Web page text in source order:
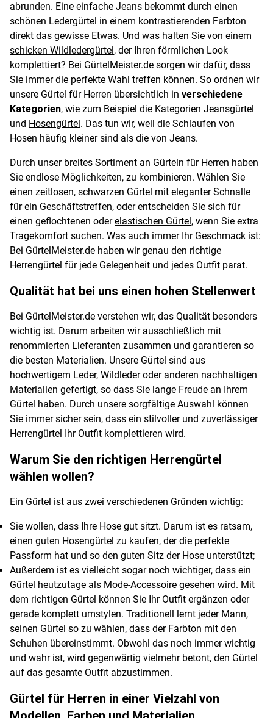
abrunden. Eine einfache Jeans bekommt durch einen
schönen Ledergürtel in einem kontrastierenden Farbton
direkt das gewisse Etwas. Und was halten Sie von einem
schicken Wildledergürtel, der Ihren förmlichen Look
komplettiert? Bei GürtelMeister.de sorgen wir dafür, dass
Sie immer die perfekte Wahl treffen können. So ordnen wir
unsere Gürtel für Herren übersichtlich in verschiedene
Kategorien, wie zum Beispiel die Kategorien Jeansgürtel
und Hosengürtel. Das tun wir, weil die Schlaufen von
Hosen häufig kleiner sind als die von Jeans.
Durch unser breites Sortiment an Gürteln für Herren haben
Sie endlose Möglichkeiten, zu kombinieren. Wählen Sie
einen zeitlosen, schwarzen Gürtel mit eleganter Schnalle
für ein Geschäftstreffen, oder entscheiden Sie sich für
einen geflochtenen oderelastischen Gürtel, wenn Sie extra
Tragekomfort suchen. Was auch immer Ihr Geschmack ist:
Bei GürtelMeister.de haben wir genau den richtige
Herrengürtel für jede Gelegenheit und jedes Outfit parat.
Qualität hat bei uns einen hohen Stellenwert
Bei GürtelMeister.de verstehen wir, das Qualität besonders
wichtig ist. Darum arbeiten wir ausschließlich mit
renommierten Lieferanten zusammen und garantieren so
die besten Materialien. Unsere Gürtel sind aus
hochwertigem Leder, Wildleder oder anderen nachhaltigen
Materialien gefertigt, so dass Sie lange Freude an Ihrem
Gürtel haben. Durch unsere sorgfältige Auswahl können
Sie immer sicher sein, dass ein stilvoller und zuverlässiger
Herrengürtel Ihr Outfit komplettieren wird.
Warum Sie den richtigen Herrengürtel
wählen wollen?
Ein Gürtel ist aus zwei verschiedenen Gründen wichtig:
Sie wollen, dass Ihre Hose gut sitzt. Darum ist es ratsam,
einen guten Hosengürtel zu kaufen, der die perfekte
Passform hat und so den guten Sitz der Hose unterstützt;
Außerdem ist es vielleicht sogar noch wichtiger, dass ein
Gürtel heutzutage als Mode-Accessoire gesehen wird. Mit
dem richtigen Gürtel können Sie Ihr Outfit ergänzen oder
gerade komplett umstylen. Traditionell lernt jeder Mann,
seinen Gürtel so zu wählen, dass der Farbton mit den
Schuhen übereinstimmt. Obwohl das noch immer wichtig
und wahr ist, wird gegenwärtig vielmehr betont, den Gürtel
auf das gesamte Outfit abzustimmen.
Gürtel für Herren in einer Vielzahl von